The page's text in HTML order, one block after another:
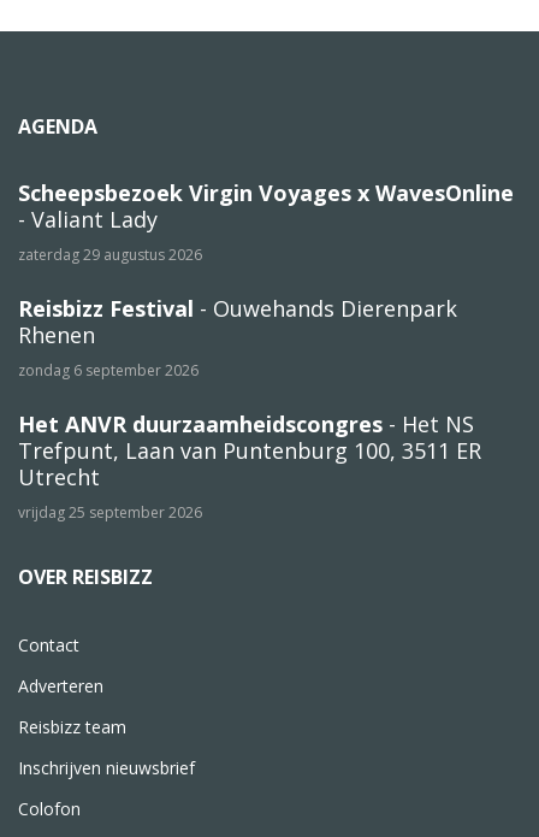
AGENDA
Scheepsbezoek Virgin Voyages x WavesOnline
- Valiant Lady
zaterdag 29 augustus 2026
Reisbizz Festival - Ouwehands Dierenpark
Rhenen
zondag 6 september 2026
Het ANVR duurzaamheidscongres - Het NS
Trefpunt, Laan van Puntenburg 100, 3511 ER
Utrecht
vrijdag 25 september 2026
OVER REISBIZZ
Contact
Adverteren
Reisbizz team
Inschrijven nieuwsbrief
Colofon